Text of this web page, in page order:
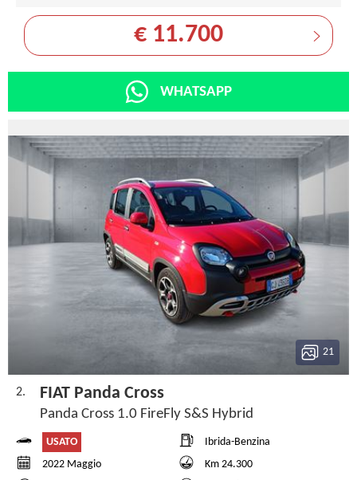
€ 11.700
WHATSAPP
21
2. FIAT Panda Cross
Panda Cross 1.0 FireFly S&S Hybrid
USATO
Ibrida-Benzina
2022 Maggio
Km 24.300